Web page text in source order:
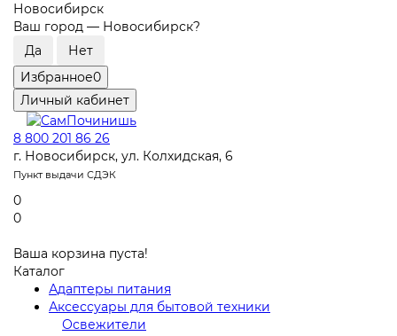
Новосибирск
Ваш город — Новосибирск?
Избранное0
Личный кабинет
8 800 201 86 26
г. Новосибирск, ул. Колхидская, 6
Пункт выдачи СДЭК
0
0
Ваша корзина пуста!
Каталог
Адаптеры питания
Аксессуары для бытовой техники
Освежители